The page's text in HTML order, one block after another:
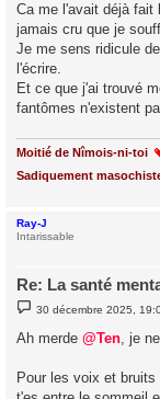
Ca me l'avait déjà fait
jamais cru que je
Je me sens ridicule
l'écrire.
Et ce que j'ai trouvé
fantômes n'existent
Moitié de Nîmois-ni-toi
Sadiquement
Ray-J
Intarissable
Re: La santé
M
e
s
e
30 décembre 2025,
Ah merde @Ten, je
Pour les voix et